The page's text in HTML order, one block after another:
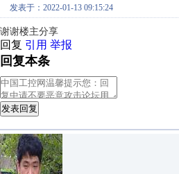
发表于：2022-01-13 09:15:24
谢谢楼主分享
回复 引用 举报
回复本条
发表回复